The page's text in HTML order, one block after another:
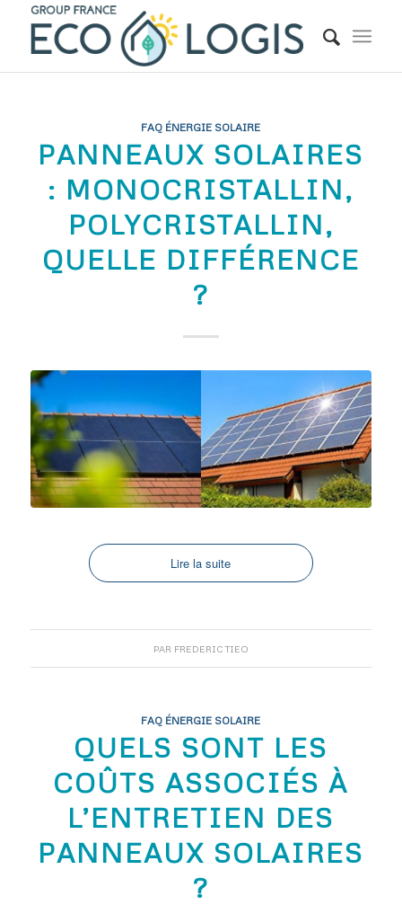
FAQ ÉNERGIE SOLAIRE
PANNEAUX SOLAIRES
: MONOCRISTALLIN,
POLYCRISTALLIN,
QUELLE DIFFÉRENCE
?
Lire la suite
PAR FREDERIC TIEO
FAQ ÉNERGIE SOLAIRE
QUELS SONT LES
COÛTS ASSOCIÉS À
L’ENTRETIEN DES
PANNEAUX SOLAIRES
?